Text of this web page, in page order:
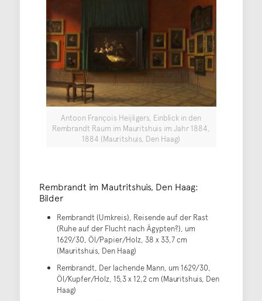
Antoon François Heijligers, Einblick in den
Rembrandt Raum im Mauritshuis im Jahr 1884,
1884 (Mauritshuis, Den Haag)
Rembrandt im Mautritshuis, Den Haag:
Bilder
Rembrandt (Umkreis), Reisende auf der Rast
(Ruhe auf der Flucht nach Ägypten?), um
1629/30, Öl/Papier/Holz, 38 x 33,7 cm
(Mauritshuis, Den Haag)
Rembrandt, Der lachende Mann, um 1629/30,
Öl/Kupfer/Holz, 15,3 x 12,2 cm (Mauritshuis, Den
Haag)